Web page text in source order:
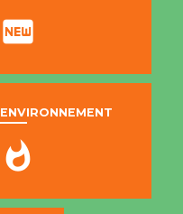
fiber_new
ENVIRONNEMENT
whatshot